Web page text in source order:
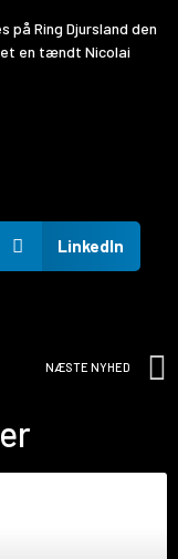
på Ring Djursland den
en tændt Nicolai
LinkedIn
NÆSTE NYHED